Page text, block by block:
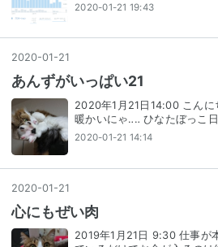
2020-01-21 19:43
2020-01 -21
あんずがいっぱい21
2020年1月21日14:00 こん
暖かいにゃ‥‥ ひなたぼっこ
2020-01-21 14:14
2020-01 -21
心にもぜい肉
2019年1月21日 9:30 仕事が